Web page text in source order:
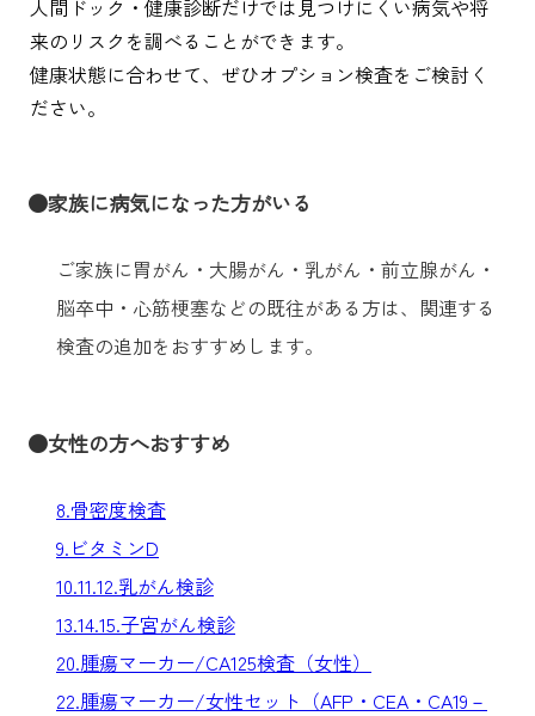
人間ドック・健康診断だけでは見つけにくい病気や将
来のリスクを調べることができます。
健康状態に合わせて、ぜひオプション検査をご検討く
ださい。
●家族に病気になった方がいる
ご家族に胃がん・大腸がん・乳がん・前立腺がん・
脳卒中・心筋梗塞などの既往がある方は、関連する
検査の追加をおすすめします。
●女性の方へおすすめ
8.骨密度検査
9.ビタミンD
10.11.12.乳がん検診
13.14.15.子宮がん検診
20.腫瘍マーカー/CA125検査（女性）
22.腫瘍マーカー/女性セット（AFP・CEA・CA19－